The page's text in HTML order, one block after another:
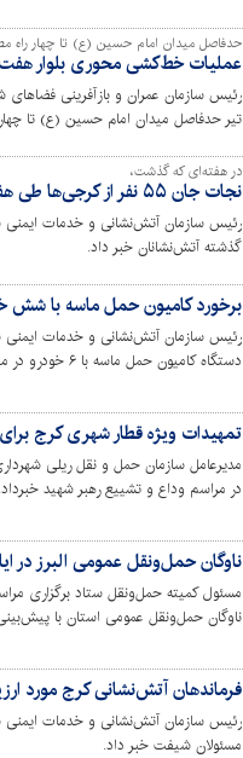
حدفاصل میدان امام حسین (ع) تا چهار راه
عملیات خط‌کشی محوری بلوار هفت
رئیس سازمان عمران و بازآفرینی
در هفته‌ای که گذشت،
نجات جان ۵۵ نفر از کرجی‌ها طی هفته گذشته توسط آتش‌نشانان
گذشته آتش‌نشانان خبر داد.
برخورد کامیون حمل ماسه با شش
رئیس سازمان آتش‌نشانی و خدمات ایمنی
دستگاه کامیون حمل ماسه با ۶ خودرو در میدان طالقانی عظیمیه خبر داد.
تمهیدات ویژه قطار شهری کرج
مدیرعامل سازمان حمل و نقل ریلی
در مراسم وداع و تشییع رهبر شهید خبرداد.
ناوگان حمل‌ونقل عمومی البرز در ایام وداع و
مسئول کمیته حمل‌ونقل ستاد برگزاری
فرماندهان آتش‌نشانی کرج مورد
رئیس سازمان آتش‌نشانی و خدمات ایمنی
مسئولان شیفت خبر داد.